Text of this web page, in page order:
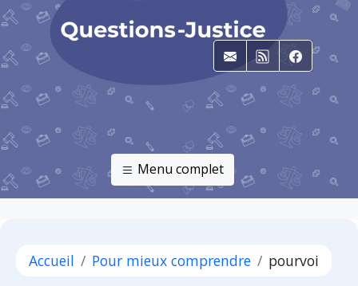
E-mailRSS
Menu complet
Accueil Pour mieux comprendre pourvoi